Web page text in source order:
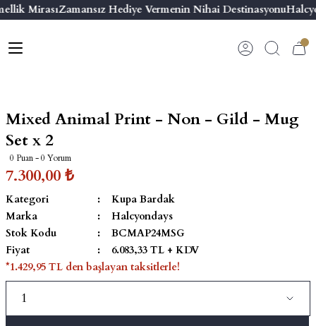
MirasıZamansız Hediye Vermenin Nihai Destinasyonu
Geri Dön
Geri Dön
Mum
Geri Dön
Yivli Kabaşon Bilezik
Geri Dön
Seriler
Elephant
Mixed Animal Print - Non - Gild - Mug
Set x 2
0 Puan - 0 Yorum
7.300,00 ₺
Kategori
Kupa Bardak
Marka
Halcyondays
Stok Kodu
BCMAP24MSG
Fiyat
6.083,33 TL + KDV
*1.429,95 TL den başlayan taksitlerle!